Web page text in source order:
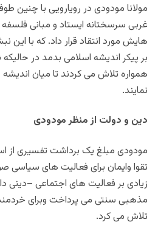
مولانا مودودی در رویارویی با چنین
غربی سرسختانه ایستاد و مبانی فلسفه
هایش مورد انتقاد قرار داد. که با
بر پیکر اندیشه اسلامی بدمد در
همواره تلاش می کردند تا میان
نمایند.
دین و دولت از منظر مودودی
مودودی مبلغ یک برداشت تفسیری از
تقوا وایمان برای فعالیت های سیاسی
زیادی بر فعالیت های اجتماعی
مذهبی سنتی می پرداخت وبرای
تلاش می کرد.